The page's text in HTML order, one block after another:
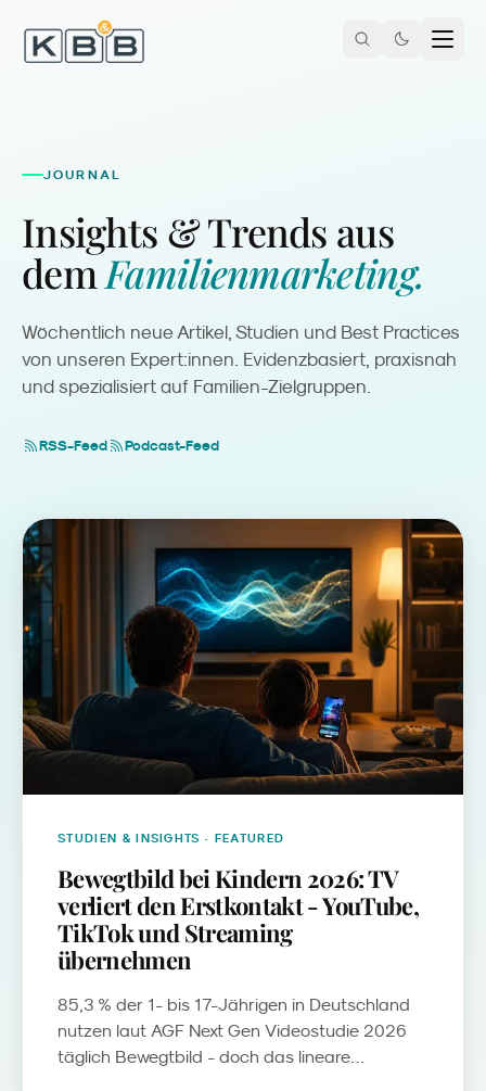
JOURNAL
Insights & Trends aus
demFamilienmarketing.
Wöchentlich neue Artikel, Studien und Best Practices
von unseren Expert:innen. Evidenzbasiert, praxisnah
und spezialisiert auf Familien-Zielgruppen.
RSS-Feed Podcast-Feed
STUDIEN & INSIGHTS · FEATURED
Bewegtbild bei Kindern 2026: TV
verliert den Erstkontakt - YouTube,
TikTok und Streaming
übernehmen
85,3 % der 1- bis 17-Jährigen in Deutschland
nutzen laut AGF Next Gen Videostudie 2026
täglich Bewegtbild - doch das lineare